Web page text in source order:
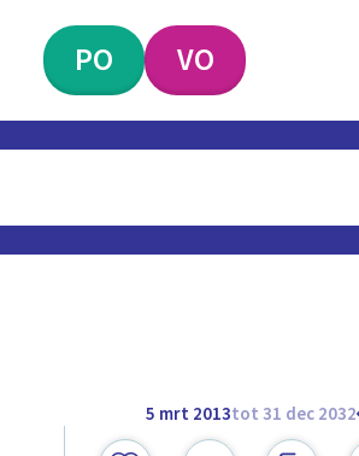
PO VO
5 mrt 2013tot 31 dec 2032